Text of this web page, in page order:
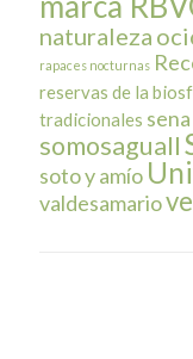
naturaleza
rapaces nocturnas
reservas de la
tradicionales
somosaguaII
soto y amío
valdesamario